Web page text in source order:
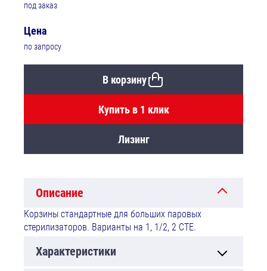
под заказ
Цена
по запросу
В корзину
Купить в 1 клик
Лизинг
Описание
Корзины стандартные для больших паровых
стерилизаторов. Варианты на 1, 1/2, 2 СТЕ.
Характеристики